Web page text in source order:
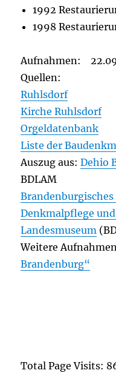
1992
1998
Aufnahmen:
Quellen:
Ruhlsdorf
Kirche Ruhlsdorf
Orgeldatenbank
Liste der
Auszug aus:Dehio
BDLAM
Denkmalpflege
Landesmuseum
Weitere
Brandenburg“
Total Page Visits: